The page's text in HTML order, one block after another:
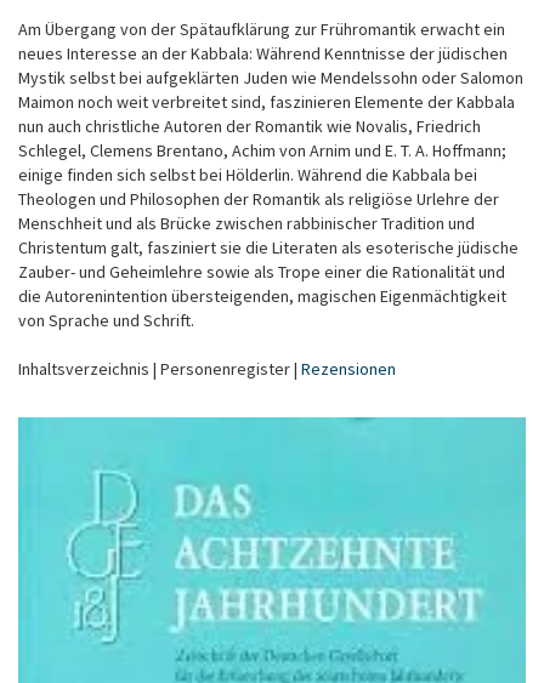
Am Übergang von der Spätaufklärung zur Frühromantik erwacht ein
neues Interesse an der Kabbala: Während Kenntnisse der jüdischen
Mystik selbst bei aufgeklärten Juden wie Mendelssohn oder Salomon
Maimon noch weit verbreitet sind, faszinieren Elemente der Kabbala
nun auch christliche Autoren der Romantik wie Novalis, Friedrich
Schlegel, Clemens Brentano, Achim von Arnim und E. T. A. Hoffmann;
einige finden sich selbst bei Hölderlin. Während die Kabbala bei
Theologen und Philosophen der Romantik als religiöse Urlehre der
Menschheit und als Brücke zwischen rabbinischer Tradition und
Christentum galt, fasziniert sie die Literaten als esoterische jüdische
Zauber- und Geheimlehre sowie als Trope einer die Rationalität und
die Autorenintention übersteigenden, magischen Eigenmächtigkeit
von Sprache und Schrift.
Inhaltsverzeichnis | Personenregister | Rezensionen